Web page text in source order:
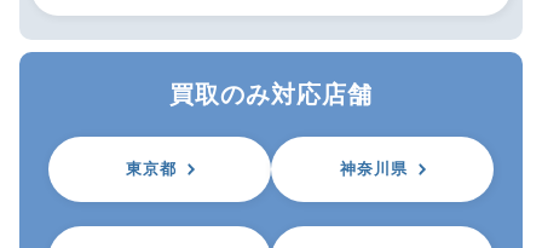
買取のみ対応店舗
東京都 神奈川県